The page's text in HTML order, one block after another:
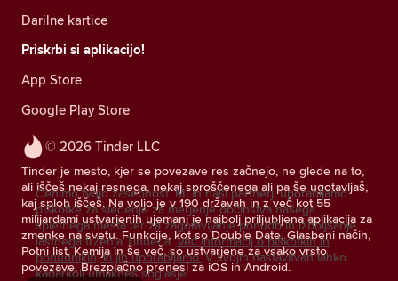
© 2026 Tinder LLC
Tinder je mesto, kjer se povezave res začnejo, ne glede na to,
ali iščeš nekaj resnega, nekaj sproščenega ali pa še ugotavljaš,
kaj sploh iščeš. Na voljo je v 190 državah in z več kot 55
milijardami ustvarjenih ujemanj je najbolj priljubljena aplikacija za
zmenke na svetu. Funkcije, kot so Double Date, Glasbeni način,
Potni list, Kemija in še več, so ustvarjene za vsako vrsto
povezave. Brezplačno prenesi za iOS in Android.
Darilne kartice
Priskrbi si aplikacijo!
App Store
Google Play Store
Cenimo tvojo zasebnost. Mi in naši partnerji uporabljamo
piškotke za sledenje za merjenje občinstva našega
spletnega mesta ter za zagotavljanje ponudb in izboljšanje
lastnega trženja Tinderja. Več informacij o piškotkih in
ponudnikih, ki jih uporabljamo. V svojih nastavitvah lahko
kadarkoli umakneš soglasje.